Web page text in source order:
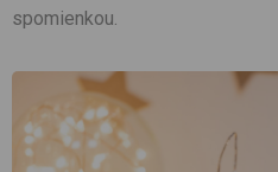
spomienkou.